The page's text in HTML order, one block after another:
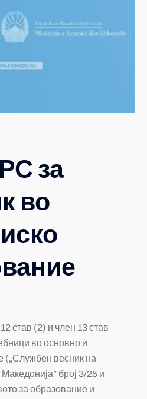
за
во
став (2) и член 13 став
во основно и
(„Службен весник на
број 3/25 и
за образование и